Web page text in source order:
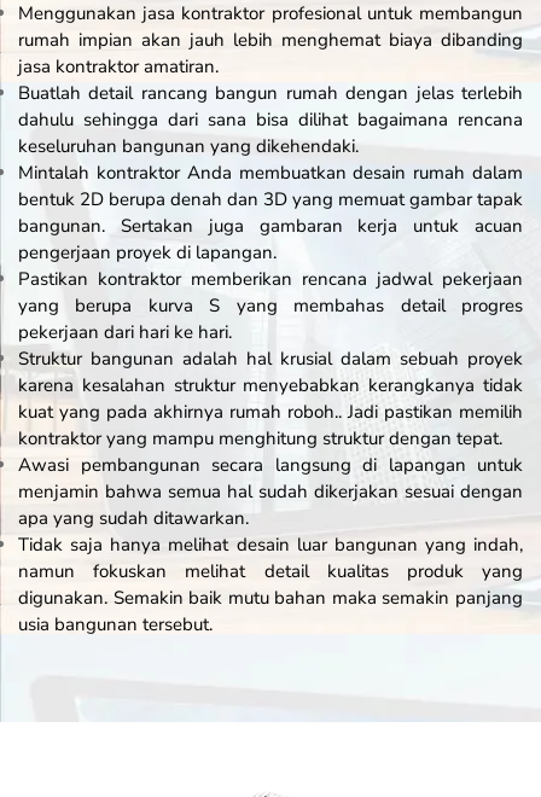
Menggunakan jasa kontraktor profesional untuk membangun
rumah impian akan jauh lebih menghemat biaya dibanding
jasa kontraktor amatiran.
Buatlah detail rancang bangun rumah dengan jelas terlebih
dahulu sehingga dari sana bisa dilihat bagaimana rencana
keseluruhan bangunan yang dikehendaki.
Mintalah kontraktor Anda membuatkan desain rumah dalam
bentuk 2D berupa denah dan 3D yang memuat gambar tapak
bangunan. Sertakan juga gambaran kerja untuk acuan
pengerjaan proyek di lapangan.
Pastikan kontraktor memberikan rencana jadwal pekerjaan
yang berupa kurva S yang membahas detail progres
pekerjaan dari hari ke hari.
Struktur bangunan adalah hal krusial dalam sebuah proyek
karena kesalahan struktur menyebabkan kerangkanya tidak
kuat yang pada akhirnya rumah roboh.. Jadi pastikan memilih
kontraktor yang mampu menghitung struktur dengan tepat.
Awasi pembangunan secara langsung di lapangan untuk
menjamin bahwa semua hal sudah dikerjakan sesuai dengan
apa yang sudah ditawarkan.
Tidak saja hanya melihat desain luar bangunan yang indah,
namun fokuskan melihat detail kualitas produk yang
digunakan. Semakin baik mutu bahan maka semakin panjang
usia bangunan tersebut.